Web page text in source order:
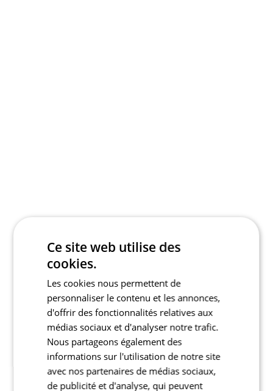
Ce site web utilise des
cookies.
Les cookies nous permettent de
personnaliser le contenu et les annonces,
d'offrir des fonctionnalités relatives aux
médias sociaux et d'analyser notre trafic.
Nous partageons également des
informations sur l'utilisation de notre site
avec nos partenaires de médias sociaux,
de publicité et d'analyse, qui peuvent